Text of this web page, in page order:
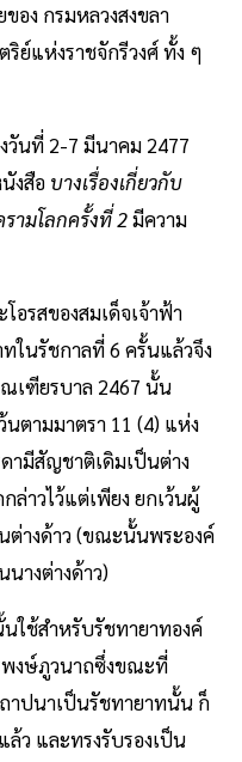
อง กรมหลวงสงขลา
ย์แห่งราชจักรีวงศ์ ทั้ง ๆ
วันที่ 2-7 มีนาคม 2477
งสือ บางเรื่องเกี่ยวกับ
ามโลกครั้งที่ 2มีความ
อรสของสมเด็จเจ้าฟ้า
ในรัชกาลที่ 6 ครั้นแล้วจึง
เฑียรบาล 2467 นั้น
นตามมาตรา 11 (4) แห่ง
ามีสัญชาติเดิมเป็นต่าง
ล่าวไว้แต่เพียง ยกเว้นผู้
ต่างด้าว (ขณะนั้นพระองค์
างต่างด้าว)
ใช้สำหรับรัชทายาทองค์
พงษ์ภูวนาถซึ่งขณะที่
าปนาเป็นรัชทายาทนั้น ก็
ล้ว และทรงรับรองเป็น